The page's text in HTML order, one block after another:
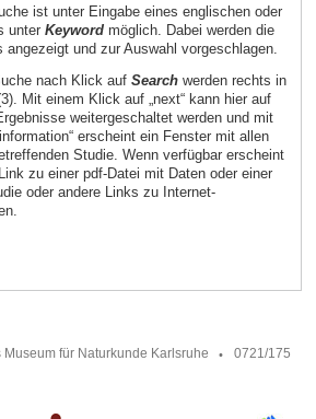
ist unter Eingabe eines englischen oder
unter Keyword möglich. Dabei werden die
angezeigt und zur Auswahl vorgeschlagen.
nach Klick auf Search werden rechts in
Mit einem Klick auf „next“ kann hier auf
weitergeschaltet werden und mit
erscheint ein Fenster mit allen
Studie. Wenn verfügbar erscheint
zu einer pdf-Datei mit Daten oder einer
oder andere Links zu Internet-
für Naturkunde Karlsruhe
0721/175